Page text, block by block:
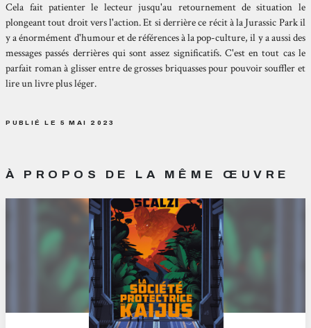
Cela fait patienter le lecteur jusqu'au retournement de situation le
plongeant tout droit vers l'action. Et si derrière ce récit à la Jurassic Park il
y a énormément d'humour et de références à la pop-culture, il y a aussi des
messages passés derrières qui sont assez significatifs. C'est en tout cas le
parfait roman à glisser entre de grosses briquasses pour pouvoir souffler et
lire un livre plus léger.
PUBLIÉ LE 5 MAI 2023
À PROPOS DE LA MÊME ŒUVRE